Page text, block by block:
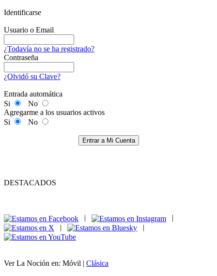
Identificarse
Usuario o Email
¿Todavía no se ha registrado?
Contraseña
¿Olvidó su Clave?
Entrada automática
Si
No
Agregarme a los usuarios activos
Si
No
Entrar a Mi Cuenta
DESTACADOS
|
|
Ver La Noción en: Móvil | Clásica